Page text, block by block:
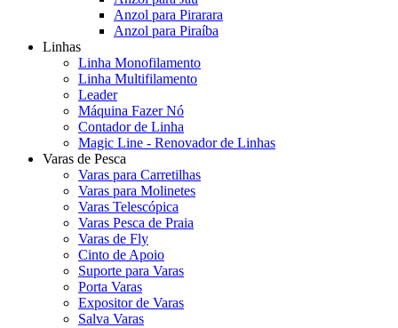
Anzol para Pirarara
Anzol para Piraíba
Linhas
Linha Monofilamento
Linha Multifilamento
Leader
Máquina Fazer Nó
Contador de Linha
Magic Line - Renovador de Linhas
Varas de Pesca
Varas para Carretilhas
Varas para Molinetes
Varas Telescópica
Varas Pesca de Praia
Varas de Fly
Cinto de Apoio
Suporte para Varas
Porta Varas
Expositor de Varas
Salva Varas